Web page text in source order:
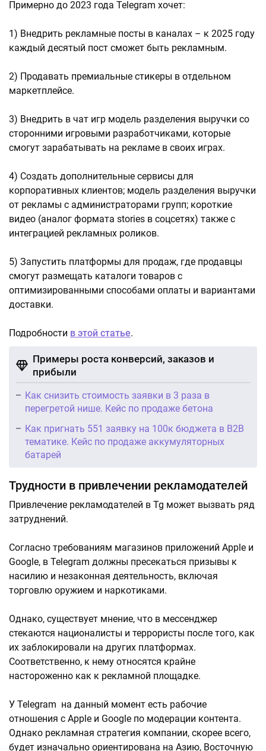
Примерно до 2023 года Telegram хочет:
1) Внедрить рекламные посты в каналах – к 2025 году
каждый десятый пост сможет быть рекламным.
2) Продавать премиальные стикеры в отдельном
маркетплейсе.
3) Внедрить в чат игр модель разделения выручки со
сторонними игровыми разработчиками, которые
смогут зарабатывать на рекламе в своих играх.
4) Создать дополнительные сервисы для
корпоративных клиентов; модель разделения выручки
от рекламы с администраторами групп; короткие
видео (аналог формата stories в соцсетях) также с
интеграцией рекламных роликов.
5) Запустить платформы для продаж, где продавцы
смогут размещать каталоги товаров с
оптимизированными способами оплаты и вариантами
доставки.
Подробности в этой статье.
Примеры роста конверсий, заказов и
прибыли
Как снизить стоимость заявки в 3 раза в
перегретой нише. Кейс по продаже бетона
Как пригнать 551 заявку на 100к бюджета в B2B
тематике. Кейс по продаже аккумуляторных
батарей
Трудности в привлечении рекламодателей
Привлечение рекламодателей в Tg может вызвать ряд
затруднений.
Согласно требованиям магазинов приложений Apple и
Google, в Telegram должны пресекаться призывы к
насилию и незаконная деятельность, включая
торговлю оружием и наркотиками.
Однако, существует мнение, что в мессенджер
стекаются националисты и террористы после того, как
их заблокировали на других платформах.
Соответственно, к нему относятся крайне
настороженно как к рекламной площадке.
У Telegram на данный момент есть рабочие
отношения с Apple и Google по модерации контента.
Однако рекламная стратегия компании, скорее всего,
будет изначально ориентирована на Азию, Восточную